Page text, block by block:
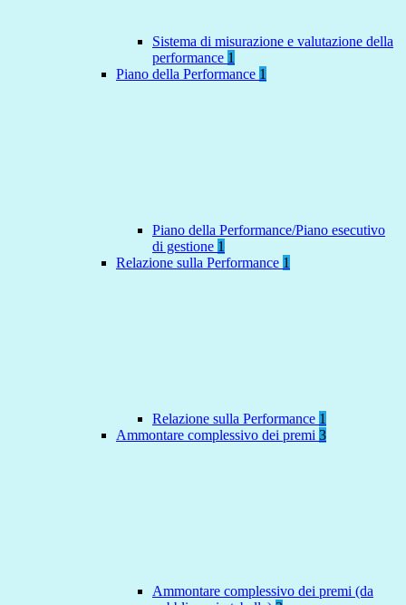
Sistema di misurazione e valutazione della
performance 1
Piano della Performance 1
Piano della Performance/Piano esecutivo
di gestione 1
Relazione sulla Performance 1
Relazione sulla Performance 1
Ammontare complessivo dei premi 3
Ammontare complessivo dei premi (da